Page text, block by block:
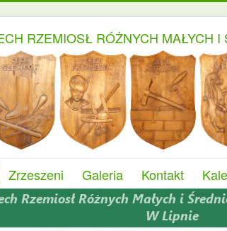
RZEMIOSŁ RÓŻNYCH MAŁYCH
Zrzeszeni Galeria Kontakt